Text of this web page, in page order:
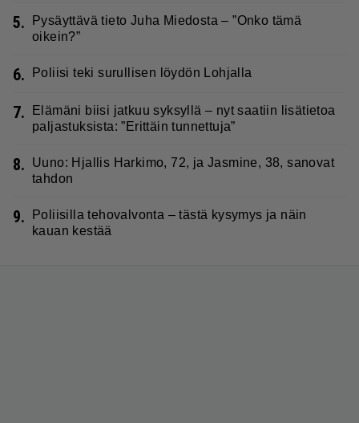
5.
Pysäyttävä tieto Juha Miedosta – ”Onko tämä
oikein?”
6. Poliisi teki surullisen löydön Lohjalla
7.
Elämäni biisi jatkuu syksyllä – nyt saatiin lisätietoa
paljastuksista: ”Erittäin tunnettuja”
8.
Uuno: Hjallis Harkimo, 72, ja Jasmine, 38, sanovat
tahdon
9.
Poliisilla tehovalvonta – tästä kysymys ja näin
kauan kestää